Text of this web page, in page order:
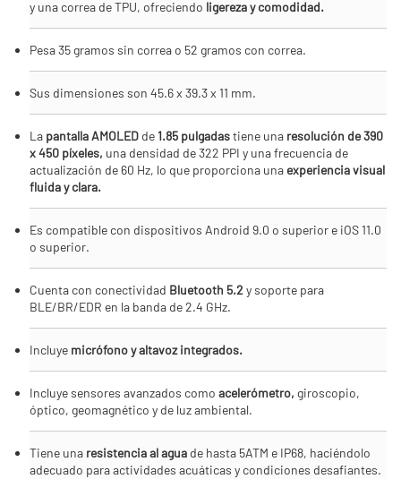
y una correa de TPU, ofreciendo ligereza y comodidad.
Pesa 35 gramos sin correa o 52 gramos con correa.
Sus dimensiones son 45.6 x 39.3 x 11 mm.
La pantalla AMOLED de 1.85 pulgadastiene una resolución de 390
x 450 píxeles, una densidad de 322 PPI y una frecuencia de
actualización de 60 Hz, lo que proporciona una experiencia visual
fluida y clara.
Es compatible con dispositivos Android 9.0 o superior e iOS 11.0
o superior.
Cuenta con conectividad Bluetooth 5.2 y soporte para
BLE/BR/EDR en la banda de 2.4 GHz.
Incluye micrófono y altavoz integrados.
Incluye sensores avanzados como acelerómetro, giroscopio,
óptico, geomagnético y de luz ambiental.
Tiene una resistencia al agua de hasta 5ATM e IP68, haciéndolo
adecuado para actividades acuáticas y condiciones desafiantes.